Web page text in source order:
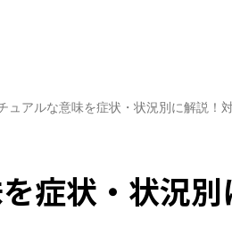
ュアルな意味を症状・状況別に解説！
症状・状況別